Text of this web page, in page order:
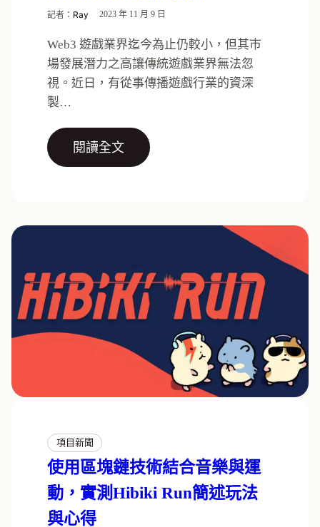
記者： Ray 2023 年 11 月 9 日
Web3 遊戲業界迄今為止仍較小，但其巿
場發展潛力之高讓傳統遊戲業界無法忽
視。近日，有從事傳播遊戲行業的資深
製…
閱讀全文
項目新聞
使用區塊鏈技術結合音樂與運
動，實測Hibiki Run簡述玩法
與心得